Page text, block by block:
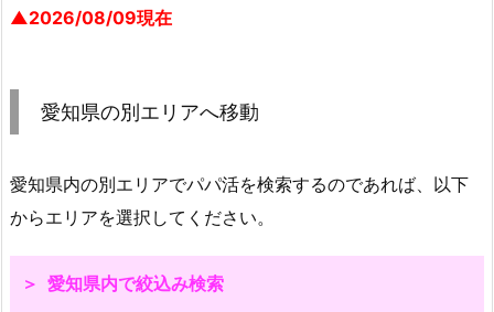
▲2026/08/09現在
愛知県の別エリアへ移動
愛知県内の別エリアでパパ活を検索するのであれば、以下
からエリアを選択してください。
愛知県内で絞込み検索